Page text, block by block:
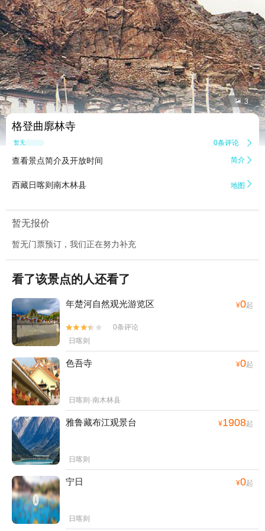
 3
格登曲廓林寺
暂无点评 0条评论 
查看景点简介及开放时间 简介 
西藏日喀则南木林县 地图 
暂无报价
暂无门票预订，我们正在努力补充
看了该景点的人还看了
年楚河自然观光游览区 ¥0起


0条评论
日喀则
色吾寺 ¥0起
日喀则·南木林县
雅鲁藏布江观景台 ¥1908起
日喀则
宁日 ¥0起
日喀则
